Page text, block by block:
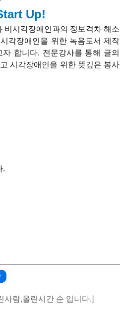
Up!
시각장애인과의 정보격차 해소
각장애인을 위한 녹음도서 제작
합니다. 전문강사를 통해 글의
시각장애인을 위한 뜻깊은 봉사
.
사람,올린시간 순 입니다.]